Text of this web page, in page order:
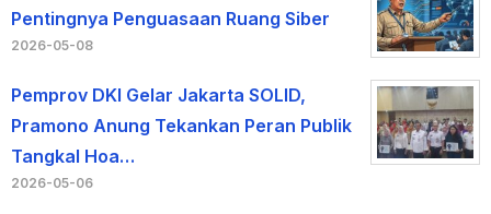
Pentingnya Penguasaan Ruang Siber
2026-05-08
Pemprov DKI Gelar Jakarta SOLID,
Pramono Anung Tekankan Peran Publik
Tangkal Hoa…
2026-05-06